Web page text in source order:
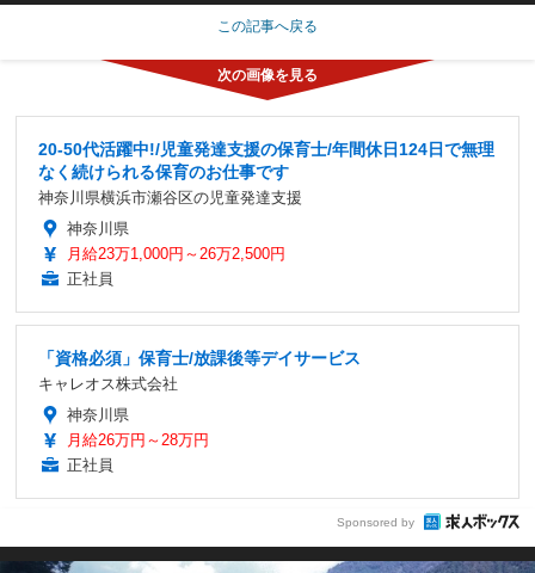
この記事へ戻る
20-50代活躍中!/児童発達支援の保育士/年間休日124日で無理
なく続けられる保育のお仕事です
神奈川県横浜市瀬谷区の児童発達支援
神奈川県
月給23万1,000円～26万2,500円
正社員
「資格必須」保育士/放課後等デイサービス
キャレオス株式会社
神奈川県
月給26万円～28万円
正社員
Sponsored by